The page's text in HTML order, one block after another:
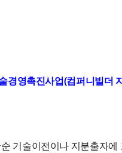
경영촉진사업(컴퍼니빌더
기술이전이나 지분출자에